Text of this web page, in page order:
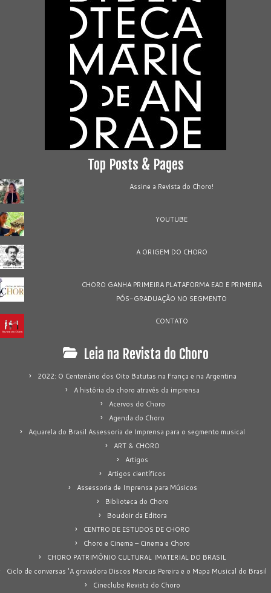
Top Posts & Pages
Assine a Revista do Choro!
YOUTUBE
A ORIGEM DO CHORO
CHORO GANHA PRIMEIRA PLATAFORMA EAD E PRIMEIRA
PÓS-GRADUAÇÃO NO SEGMENTO
CONTATO
Leia na Revista do Choro
2022: O Centenário dos Oito Batutas na França e na Argentina
A história do choro através da imprensa
Acervos do Choro
Agenda do Choro
Aquarela do Brasil Assessoria de Imprensa para o segmento musical
ART & CHORO
Artigos
Artigos científicos
Assessoria de Imprensa para Músicos
Biblioteca do Choro
Boudoir da Editora
CENTRO DE ESTUDOS DE CHORO
Choro e Cinema – Cinema e Choro
CHORO PATRIMÔNIO CULTURAL IMATERIAL DO BRASIL
Ciclo de conversas 'A gravadora Discos Marcus Pereira e o Mapa Musical do Brasil
Cineclube Revista do Choro